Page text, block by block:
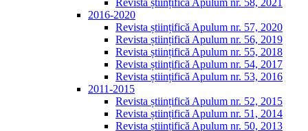
Revista științifică Apulum nr. 58, 2021
2016-2020
Revista științifică Apulum nr. 57, 2020
Revista științifică Apulum nr. 56, 2019
Revista științifică Apulum nr. 55, 2018
Revista științifică Apulum nr. 54, 2017
Revista științifică Apulum nr. 53, 2016
2011-2015
Revista științifică Apulum nr. 52, 2015
Revista științifică Apulum nr. 51, 2014
Revista științifică Apulum nr. 50, 2013